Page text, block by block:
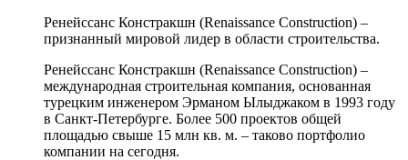
Ренейссанс Констракшн (Renaissance Construction) –
признанный мировой лидер в области строительства.
Ренейссанс Констракшн (Renaissance Construction) –
международная строительная компания, основанная
турецким инженером Эрманом Ылыджаком в 1993 году
в Санкт-Петербурге. Более 500 проектов общей
площадью свыше 15 млн кв. м. – таково портфолио
компании на сегодня.